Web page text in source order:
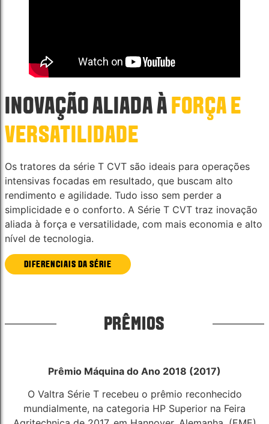
INOVAÇÃO ALIADA ÀFORÇA E
VERSATILIDADE
Os tratores da série T CVT são ideais para operações
intensivas focadas em resultado, que buscam alto
rendimento e agilidade. Tudo isso sem perder a
simplicidade e o conforto. A Série T CVT traz inovação
aliada à força e versatilidade, com mais economia e alto
nível de tecnologia.
DIFERENCIAIS DA SÉRIE
PRÊMIOS
Prêmio Máquina do Ano 2018 (2017)
O Valtra Série T recebeu o prêmio reconhecido
mundialmente, na categoria HP Superior na Feira